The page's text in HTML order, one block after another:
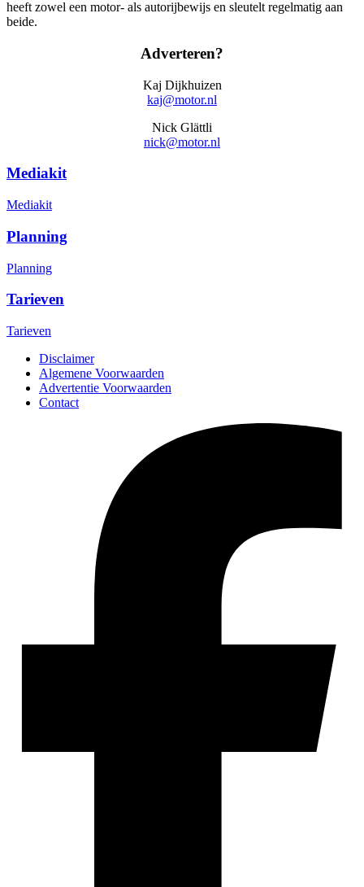
heeft zowel een motor- als autorijbewijs en sleutelt regelmatig aan
beide.
Adverteren?
Kaj Dijkhuizen
kaj@motor.nl
Nick Glättli
nick@motor.nl
Mediakit
Mediakit
Planning
Planning
Tarieven
Tarieven
Disclaimer
Algemene Voorwaarden
Advertentie Voorwaarden
Contact